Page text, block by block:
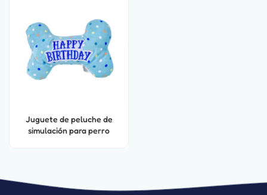
Juguete de peluche de
simulación para perro